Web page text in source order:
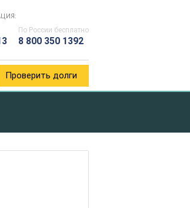
По России бесплатно
8 800 350 1392
Проверить долги